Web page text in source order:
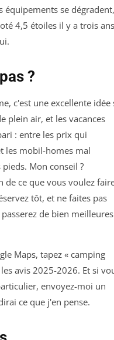
équipements se dégradent,
4,5 étoiles il y a trois ans
?
c'est une excellente idée
plein air, et les vacances
: entre les prix qui
les mobil-homes mal
Mon conseil ?
de ce que vous voulez
tôt, et ne faites pas
de bien meilleures
Maps, tapez « camping
avis 2025-2026. Et si
envoyez-moi un
ce que j'en pense.